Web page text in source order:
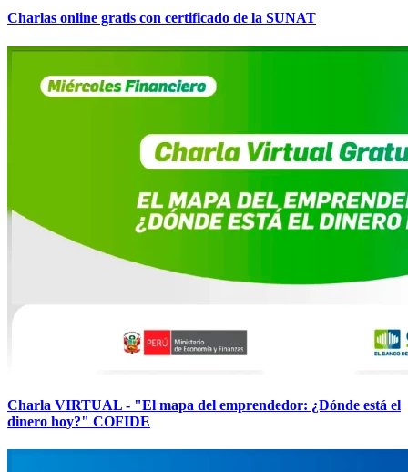
Charlas online gratis con certificado de la SUNAT
Charla VIRTUAL - "El mapa del emprendedor: ¿Dónde está el
dinero hoy?" COFIDE